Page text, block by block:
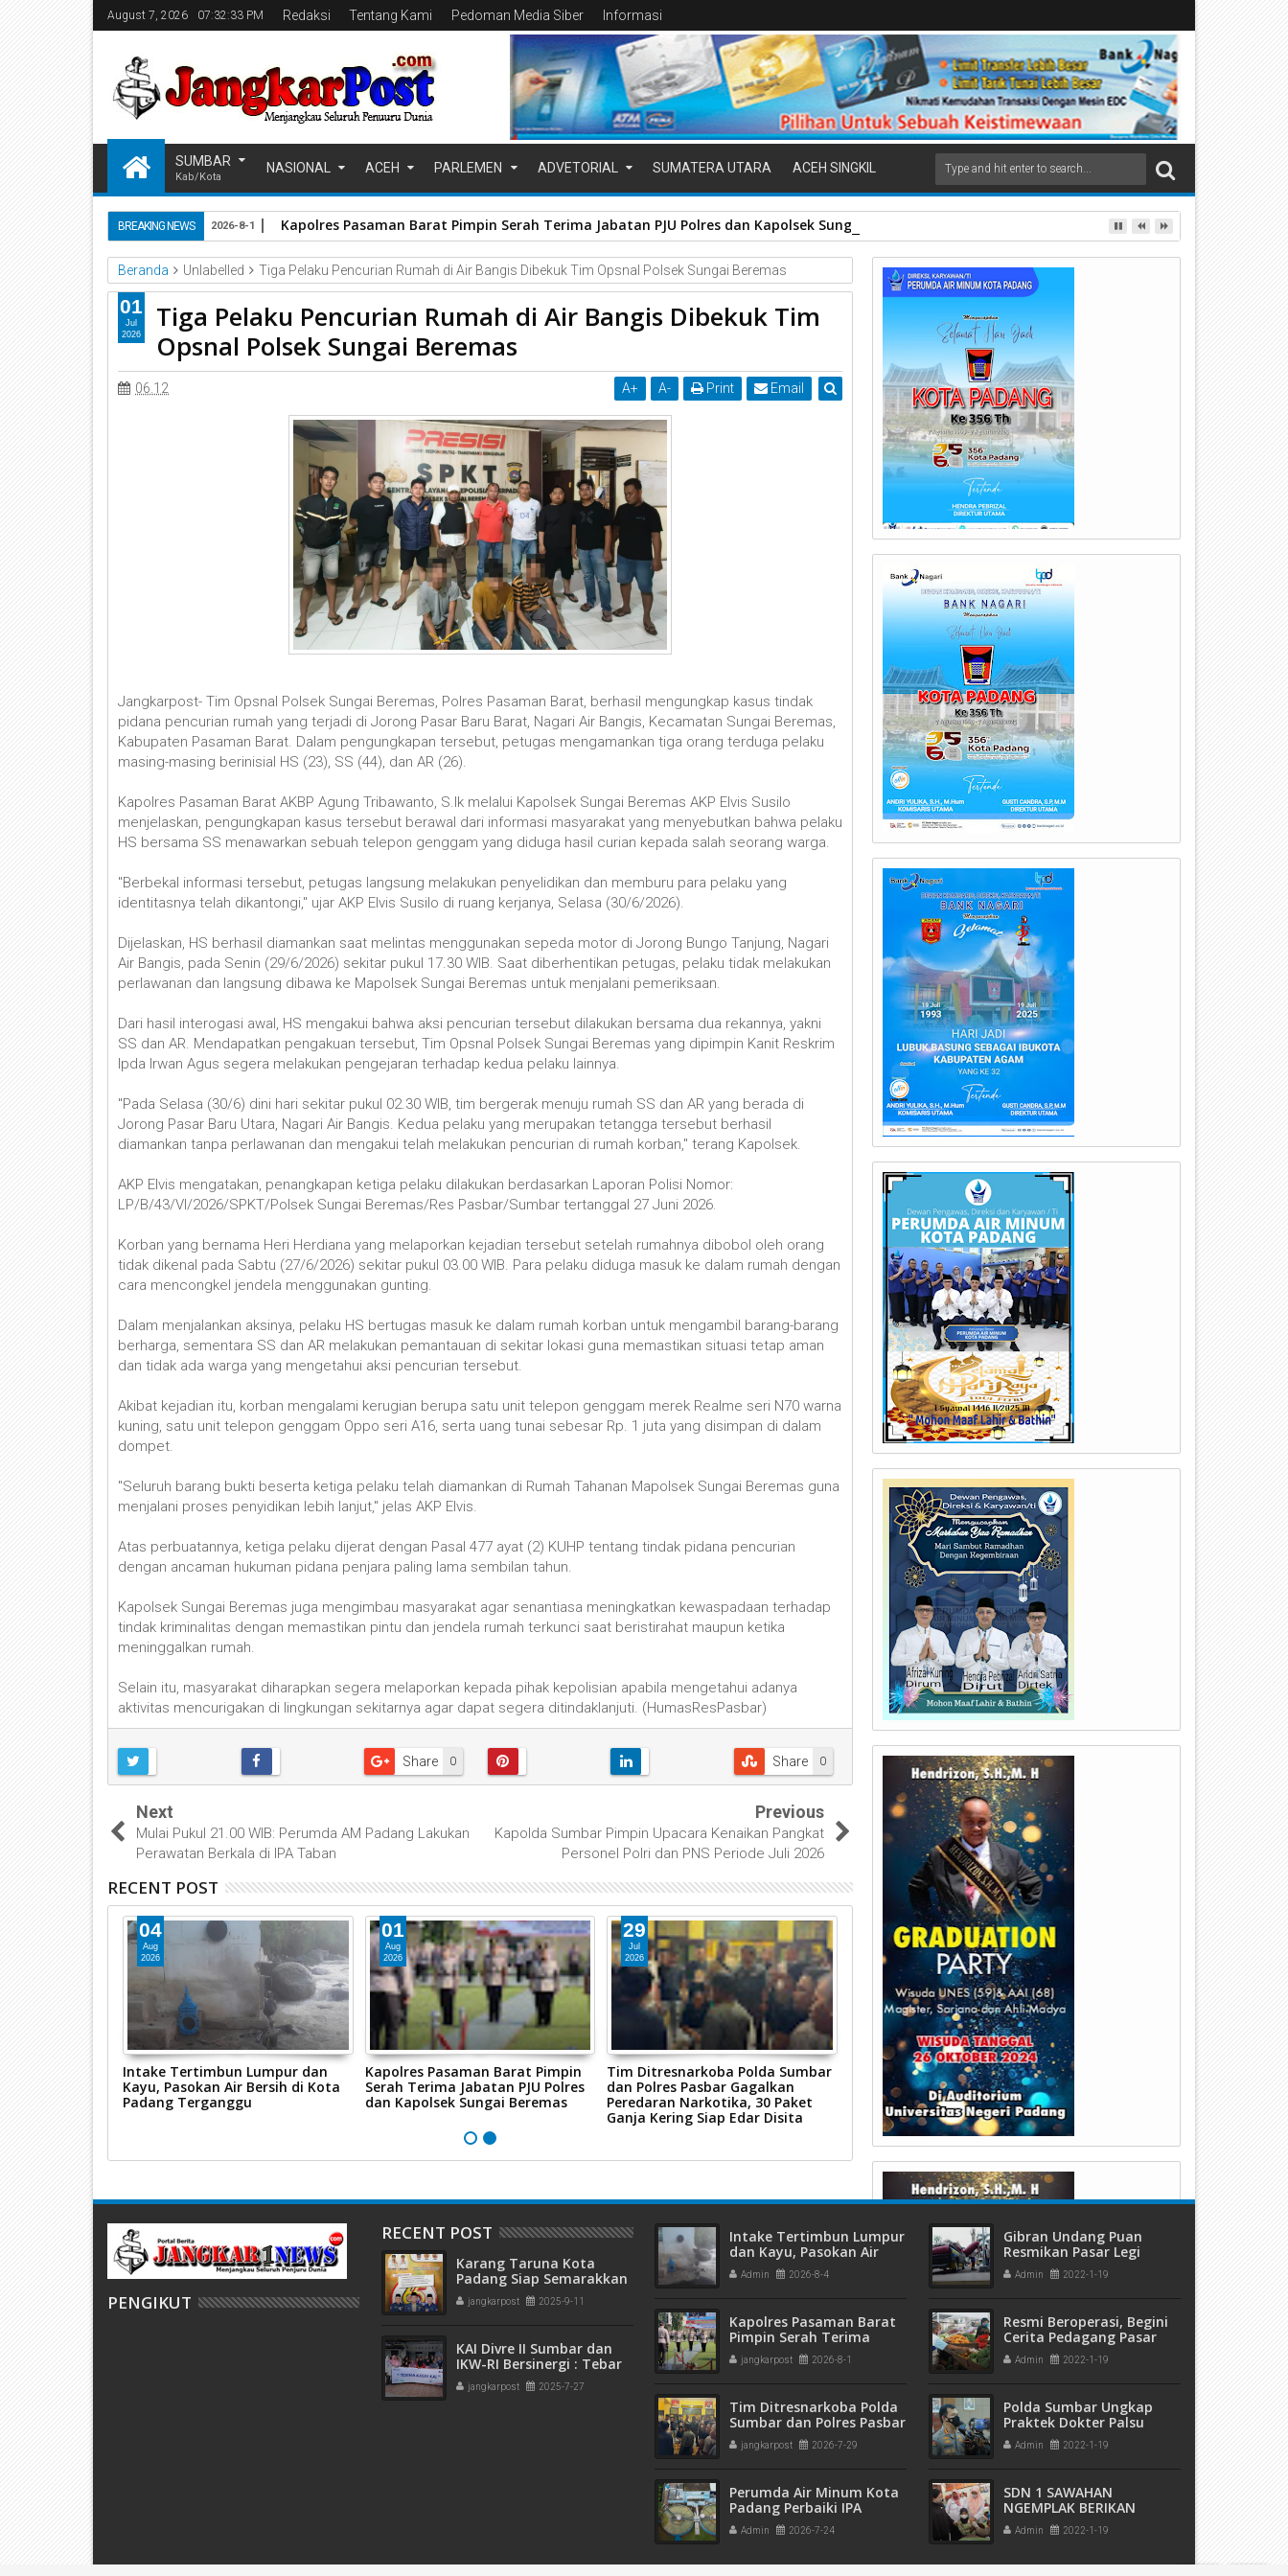
August 7, 2026 07:32:34 PM Redaksi Tentang Kami Pedoman Media Siber Informasi
SUMBAR
Kab/Kota
NASIONAL ACEH PARLEMEN ADVETORIAL SUMATERA UTARA ACEH SINGKIL
BREAKING NEWS Kapolres Pasaman Barat Pimpin Serah Terima Jabatan PJU Polres dan Kapolsek Sungai Beremas
2026-8-1
Beranda Unlabelled Tiga Pelaku Pencurian Rumah di Air Bangis Dibekuk Tim Opsnal Polsek Sungai Beremas
Tiga Pelaku Pencurian Rumah di Air Bangis Dibekuk Tim
Opsnal Polsek Sungai Beremas
06.12 A+ A- Print Email
Jangkarpost- Tim Opsnal Polsek Sungai Beremas, Polres Pasaman Barat, berhasil mengungkap kasus tindak
pidana pencurian rumah yang terjadi di Jorong Pasar Baru Barat, Nagari Air Bangis, Kecamatan Sungai Beremas,
Kabupaten Pasaman Barat. Dalam pengungkapan tersebut, petugas mengamankan tiga orang terduga pelaku
masing-masing berinisial HS (23), SS (44), dan AR (26).
Kapolres Pasaman Barat AKBP Agung Tribawanto, S.Ik melalui Kapolsek Sungai Beremas AKP Elvis Susilo
menjelaskan, pengungkapan kasus tersebut berawal dari informasi masyarakat yang menyebutkan bahwa pelaku
HS bersama SS menawarkan sebuah telepon genggam yang diduga hasil curian kepada salah seorang warga.
"Berbekal informasi tersebut, petugas langsung melakukan penyelidikan dan memburu para pelaku yang
identitasnya telah dikantongi," ujar AKP Elvis Susilo di ruang kerjanya, Selasa (30/6/2026).
Dijelaskan, HS berhasil diamankan saat melintas menggunakan sepeda motor di Jorong Bungo Tanjung, Nagari
Air Bangis, pada Senin (29/6/2026) sekitar pukul 17.30 WIB. Saat diberhentikan petugas, pelaku tidak melakukan
perlawanan dan langsung dibawa ke Mapolsek Sungai Beremas untuk menjalani pemeriksaan.
Dari hasil interogasi awal, HS mengakui bahwa aksi pencurian tersebut dilakukan bersama dua rekannya, yakni
SS dan AR. Mendapatkan pengakuan tersebut, Tim Opsnal Polsek Sungai Beremas yang dipimpin Kanit Reskrim
Ipda Irwan Agus segera melakukan pengejaran terhadap kedua pelaku lainnya.
"Pada Selasa (30/6) dini hari sekitar pukul 02.30 WIB, tim bergerak menuju rumah SS dan AR yang berada di
Jorong Pasar Baru Utara, Nagari Air Bangis. Kedua pelaku yang merupakan tetangga tersebut berhasil
diamankan tanpa perlawanan dan mengakui telah melakukan pencurian di rumah korban," terang Kapolsek.
AKP Elvis mengatakan, penangkapan ketiga pelaku dilakukan berdasarkan Laporan Polisi Nomor:
LP/B/43/VI/2026/SPKT/Polsek Sungai Beremas/Res Pasbar/Sumbar tertanggal 27 Juni 2026.
Korban yang bernama Heri Herdiana yang melaporkan kejadian tersebut setelah rumahnya dibobol oleh orang
tidak dikenal pada Sabtu (27/6/2026) sekitar pukul 03.00 WIB. Para pelaku diduga masuk ke dalam rumah dengan
cara mencongkel jendela menggunakan gunting.
Dalam menjalankan aksinya, pelaku HS bertugas masuk ke dalam rumah korban untuk mengambil barang-barang
berharga, sementara SS dan AR melakukan pemantauan di sekitar lokasi guna memastikan situasi tetap aman
dan tidak ada warga yang mengetahui aksi pencurian tersebut.
Akibat kejadian itu, korban mengalami kerugian berupa satu unit telepon genggam merek Realme seri N70 warna
kuning, satu unit telepon genggam Oppo seri A16, serta uang tunai sebesar Rp. 1 juta yang disimpan di dalam
dompet.
"Seluruh barang bukti beserta ketiga pelaku telah diamankan di Rumah Tahanan Mapolsek Sungai Beremas guna
menjalani proses penyidikan lebih lanjut," jelas AKP Elvis.
Atas perbuatannya, ketiga pelaku dijerat dengan Pasal 477 ayat (2) KUHP tentang tindak pidana pencurian
dengan ancaman hukuman pidana penjara paling lama sembilan tahun.
Kapolsek Sungai Beremas juga mengimbau masyarakat agar senantiasa meningkatkan kewaspadaan terhadap
tindak kriminalitas dengan memastikan pintu dan jendela rumah terkunci saat beristirahat maupun ketika
meninggalkan rumah.
Selain itu, masyarakat diharapkan segera melaporkan kepada pihak kepolisian apabila mengetahui adanya
aktivitas mencurigakan di lingkungan sekitarnya agar dapat segera ditindaklanjuti. (HumasResPasbar)
0
Share 0
Share
01
Jul
2026
Next
Mulai Pukul 21.00 WIB: Perumda AM Padang Lakukan
Perawatan Berkala di IPA Taban
Previous
Kapolda Sumbar Pimpin Upacara Kenaikan Pangkat
Personel Polri dan PNS Periode Juli 2026
RECENT POST
04
Aug
2026
Intake Tertimbun Lumpur dan
Kayu, Pasokan Air Bersih di Kota
Padang Terganggu
01
Aug
2026
Kapolres Pasaman Barat Pimpin
Serah Terima Jabatan PJU Polres
dan Kapolsek Sungai Beremas
29
Jul
2026
Tim Ditresnarkoba Polda Sumbar
dan Polres Pasbar Gagalkan
Peredaran Narkotika, 30 Paket
Ganja Kering Siap Edar Disita
24
2026
Perumda Air Minum Kota Padang
Perbaiki IPA Gunung Pangilun, 25
Ribu Pelanggan Terdampak
Penyesuaian
PENGIKUT
RECENT POST
Karang Taruna Kota
Padang Siap Semarakkan
HUT ke-65 : Dari
Lapangan Hijau hingga
jangkarpost 2025-9-11
KAI Divre II Sumbar dan
IKW-RI Bersinergi : Tebar
Kepedulian Sosial Untuk
Panti Asuhan
jangkarpost 2025-7-27
Intake Tertimbun Lumpur
dan Kayu, Pasokan Air
Bersih di Kota Padang
Terganggu
Admin 2026-8-4
Kapolres Pasaman Barat
Pimpin Serah Terima
Jabatan PJU Polres dan
Kapolsek Sungai Beremas
jangkarpost 2026-8-1
Tim Ditresnarkoba Polda
Sumbar dan Polres Pasbar
Gagalkan Peredaran
Narkotika, 30 Paket Ganja
jangkarpost 2026-7-29
Perumda Air Minum Kota
Padang Perbaiki IPA
Gunung Pangilun, 25 Ribu
Pelanggan Terdampak
Admin 2026-7-24
Gibran Undang Puan
Resmikan Pasar Legi
Admin 2022-1-19
Resmi Beroperasi, Begini
Cerita Pedagang Pasar
LegiAdmin 2022-1-19
Polda Sumbar Ungkap
Praktek Dokter Palsu
Admin 2022-1-19
SDN 1 SAWAHAN
NGEMPLAK BERIKAN
VAKSINASI KEDUA BAGI
SISWA
Admin 2022-1-19